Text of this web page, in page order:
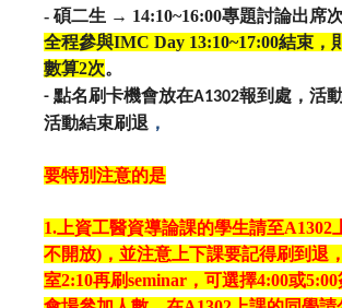
- 碩二生 → 14:10~16:00專題討論出席
全程參與IMC Day 13:10~17:00結束，
數算2次。
- 點名刷卡機會放在A1302報到處，活
活動結束刷退 ，
要特別注意的是
1. 上資工醫資導論課的學生請至A1302
不開放) ，並注意上下課要記得刷到退
室2:10再刷seminar ，可選擇4:00或5:00